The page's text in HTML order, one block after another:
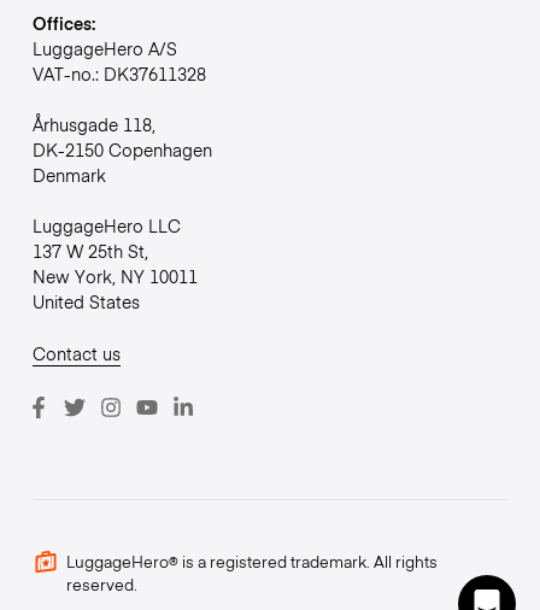
Offices:
LuggageHero A/S
VAT-no.: DK37611328
Århusgade 118,
DK-2150 Copenhagen
Denmark
LuggageHero LLC
137 W 25th St,
New York, NY 10011
United States
Contact us
LuggageHero® is a registered trademark. All rights
reserved.